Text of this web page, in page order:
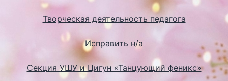
Творческая деятельность педагога
Исправить н/а
Секция УШУ и Цигун «Танцующий феникс»